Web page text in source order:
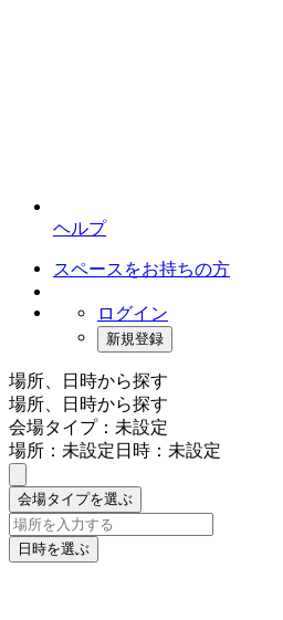
ヘルプ
スペースをお持ちの方
ログイン
新規登録
場所、日時から探す
場所、日時から探す
会場タイプ：未設定
場所：未設定日時：未設定
会場タイプを選ぶ
日時を選ぶ